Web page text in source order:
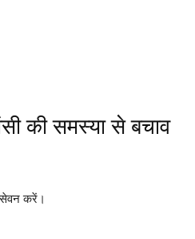
की समस्या से बचाव
सेवन करें।